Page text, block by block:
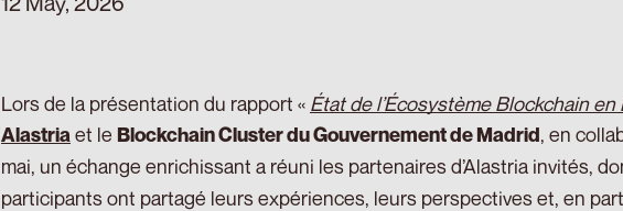
Lors de la présentation du rapport « État de l’Écosystème Blockchain
Alastria et le Blockchain Cluster du Gouvernement de Madrid, en
mai, un échange enrichissant a réuni les partenaires d’Alastria invités,
participants ont partagé leurs expériences, leurs perspectives et, en